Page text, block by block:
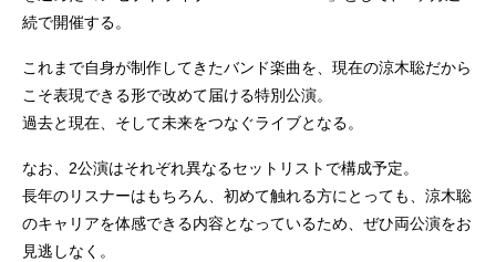
続で開催する。
これまで自身が制作してきたバンド楽曲を、現在の涼木聡だから
こそ表現できる形で改めて届ける特別公演。
過去と現在、そして未来をつなぐライブとなる。
なお、2公演はそれぞれ異なるセットリストで構成予定。
長年のリスナーはもちろん、初めて触れる方にとっても、涼木聡
のキャリアを体感できる内容となっているため、ぜひ両公演をお
見逃しなく。